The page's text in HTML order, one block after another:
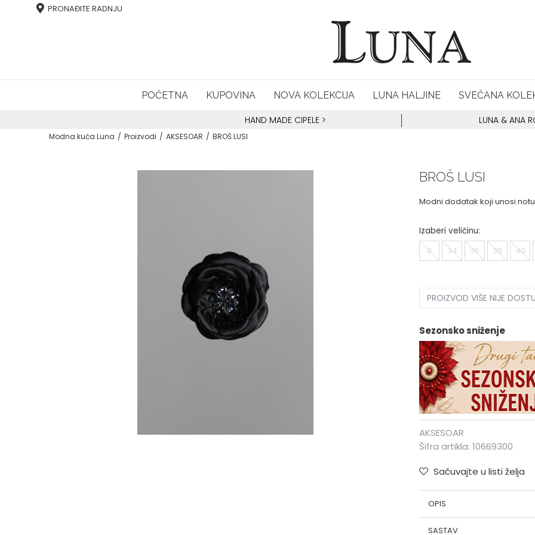
PRONAĐITE RADNJU
POČETNA KUPOVINA NOVA KOLEKCIJA LUNA HALJINE SVEČANA
HAND MADE CIPELE > LUNA & ANA
Modna kuća Luna Proizvodi AKSESOAR BROŠ LUSI
BROŠ LUSI
Modni dodatak koji unosi
Izaberi veličinu:
0
34 36 38 40
PROIZVOD VIŠE NIJE
Sezonsko sniženje
AKSESOAR
Šifra artikla: 10669300
Sačuvajte u listi želja
OPIS
SASTAV